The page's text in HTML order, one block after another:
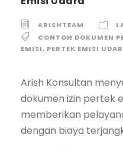
ARISHTEAM
CONTOH DOKUMEN
EMISI, PERTEK EMISI
Arish Konsultan
dokumen izin pertek
memberikan
dengan biaya